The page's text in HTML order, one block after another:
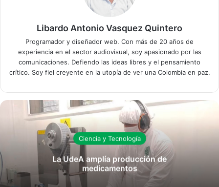
Libardo Antonio Vasquez Quintero
Programador y diseñador web. Con más de 20 años de
experiencia en el sector audiovisual, soy apasionado por las
comunicaciones. Defiendo las ideas libres y el pensamiento
crítico. Soy fiel creyente en la utopía de ver una Colombia en paz.
Ciencia y Tecnología
La UdeA amplía producción de
medicamentos